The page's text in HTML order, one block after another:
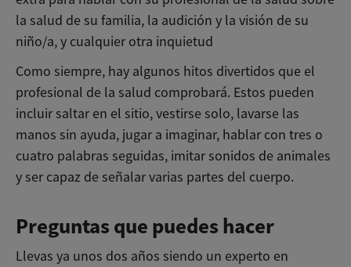
la salud de su familia, la audición y la visión de su
niño/a, y cualquier otra inquietud
Como siempre, hay algunos hitos divertidos que el
profesional de la salud comprobará. Estos pueden
incluir saltar en el sitio, vestirse solo, lavarse las
manos sin ayuda, jugar a imaginar, hablar con tres o
cuatro palabras seguidas, imitar sonidos de animales
y ser capaz de señalar varias partes del cuerpo.
Preguntas que puedes hacer
Llevas ya unos dos años siendo un experto en